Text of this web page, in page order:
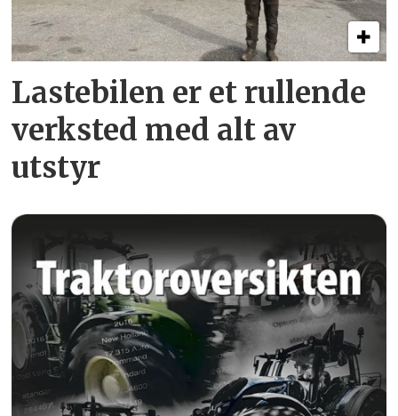
Lastebilen er et rullende
verksted med alt av
utstyr